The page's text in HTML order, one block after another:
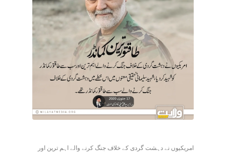
امریکیوں نے دہشت گردی کے خلاف جنگ کرنے والے اہم ترین اور